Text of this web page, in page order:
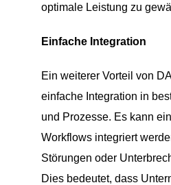
optimale Leistung zu
Einfache Integration
Ein weiterer Vorteil von
einfache Integration in
und Prozesse. Es kann
Workflows integriert
Störungen oder
Dies bedeutet, dass